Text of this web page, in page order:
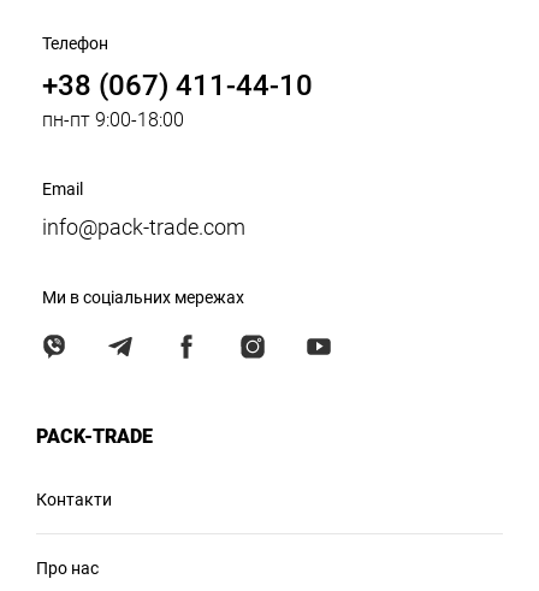
Телефон
+38 (067) 411-44-10
пн-пт 9:00-18:00
Email
info@pack-trade.com
Ми в соціальних мережах
PACK-TRADE
Контакти
Про нас